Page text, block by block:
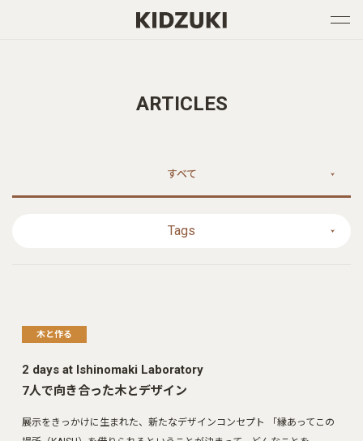
ARTICLES
すべて
Tags
木と作る
2 days at Ishinomaki Laboratory
7人で向き合った木とデザイン
展示をきっかけに生まれた、新たなデザインコンセプト 「縁あってこの